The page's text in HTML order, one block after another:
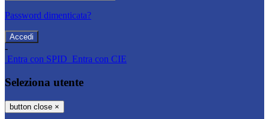
Password dimenticata?
-
Entra con SPID Entra con CIE
Seleziona utente
button close ×